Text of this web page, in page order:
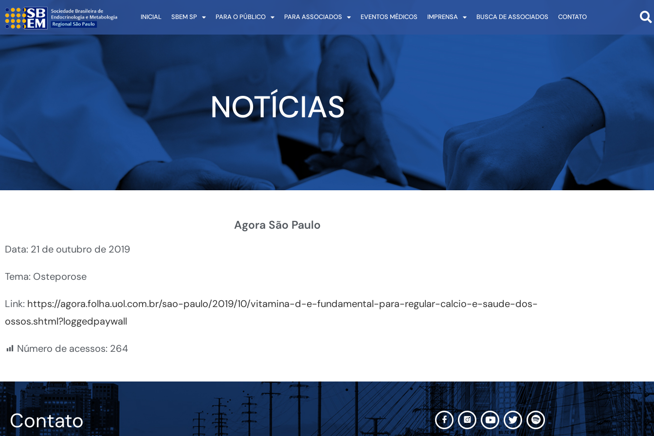
INICIAL SBEM SP PARA O PÚBLICO PARA ASSOCIADOS EVENTOS MÉDICOS IMPRENSA BUSCA DE ASSOCIADOS CONTATO
NOTÍCIAS
Agora São Paulo
Data: 21 de outubro de 2019
Tema: Osteporose
Link: https://agora.folha.uol.com.br/sao-paulo/2019/10/vitamina-d-e-fundamental-para-regular-calcio-e-saude-dos-
ossos.shtml?loggedpaywall
Número de acessos: 264
Contato